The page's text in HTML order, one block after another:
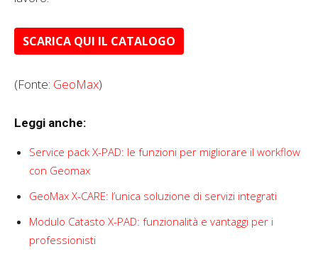
SCARICA QUI IL CATALOGO
(Fonte: GeoMax)
Leggi anche:
Service pack X-PAD: le funzioni per migliorare il workflow
con Geomax
GeoMax X-CARE: l’unica soluzione di servizi integrati
Modulo Catasto X-PAD: funzionalità e vantaggi per i
professionisti